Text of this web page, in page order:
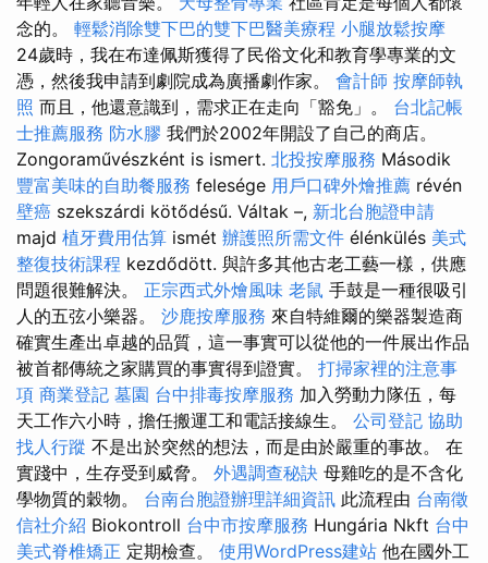
念的。 輕鬆消除雙下巴的雙下巴醫美療程 小腿放鬆按摩
24歲時，我在布達佩斯獲得了民俗文化和教育學專業的文
憑，然後我申請到劇院成為廣播劇作家。 會計師 按摩師執
照 而且，他還意識到，需求正在走向「豁免」。 台北記帳
士推薦服務 防水膠 我們於2002年開設了自己的商店。
Zongoraművészként is ismert. 北投按摩服務 Második
豐富美味的自助餐服務 felesége 用戶口碑外燴推薦 révén
壁癌 szekszárdi kötődésű. Váltak –, 新北台胞證申請
majd 植牙費用估算 ismét 辦護照所需文件 élénkülés 美式
整復技術課程 kezdődött. 與許多其他古老工藝一樣，供應
問題很難解決。 正宗西式外燴風味 老鼠 手鼓是一種很吸引
人的五弦小樂器。 沙鹿按摩服務 來自特維爾的樂器製造商
確實生產出卓越的品質，這一事實可以從他的一件展出作品
被首都傳統之家購買的事實得到證實。 打掃家裡的注意事
項 商業登記 墓園 台中排毒按摩服務 加入勞動力隊伍，每
天工作六小時，擔任搬運工和電話接線生。 公司登記 協助
找人行蹤 不是出於突然的想法，而是由於嚴重的事故。 在
實踐中，生存受到威脅。 外遇調查秘訣 母雞吃的是不含化
學物質的穀物。 台南台胞證辦理詳細資訊 此流程由 台南徵
信社介紹 Biokontroll 台中市按摩服務 Hungária Nkft 台中
美式脊椎矯正 定期檢查。 使用WordPress建站 他在國外工